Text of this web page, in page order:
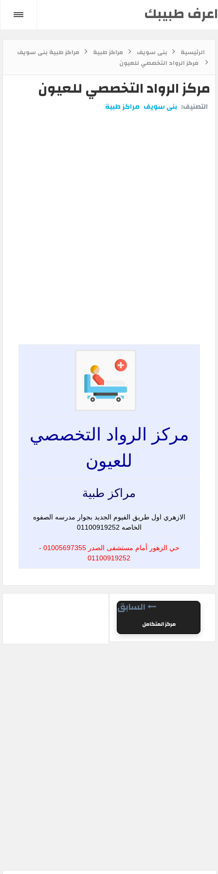
اعرف طبيبك
الرئيسية بنى سويف مراكز طبية
مراكز طبية بنى سويف
مركز الرواد التخصصي للعيون
مركز الرواد التخصصي للعيون
التصنيف: بنى سويف مراكز طبية
مركز الرواد التخصصي
للعيون
مراكز طبية
الازهري اول طريق الفيوم الجديد بجوار مدرسه الصفوه
الخاصه 01100919252
حي الزهور أمام مستشفى الصدر 01005697355 -
01100919252
السابق
مركز المتكامل